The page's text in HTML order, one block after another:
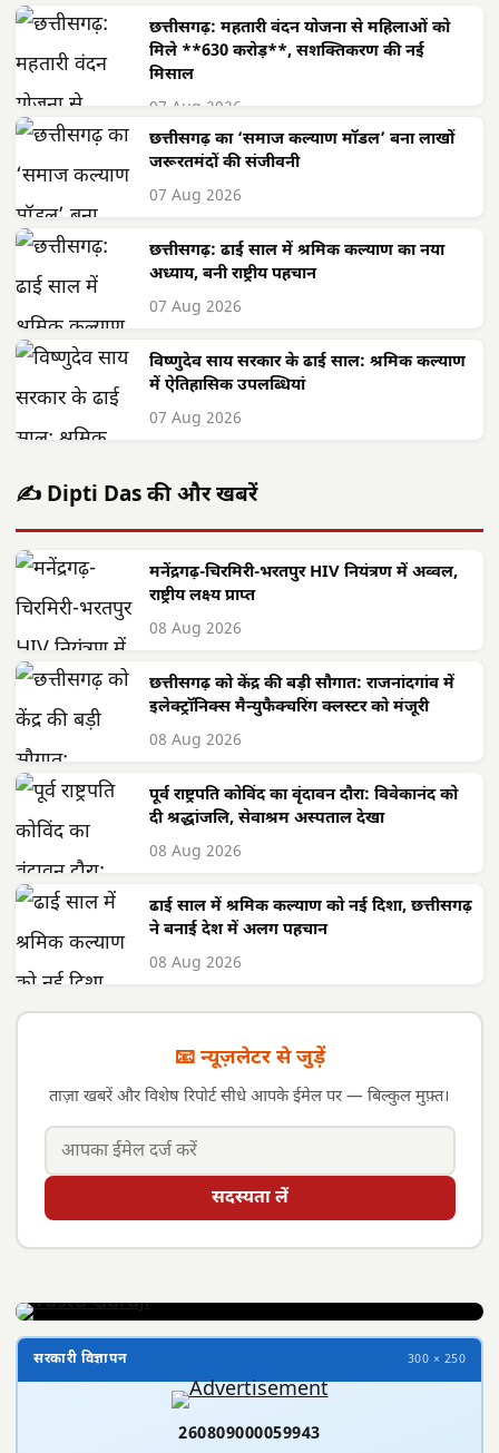
छत्तीसगढ़: महतारी वंदन योजना से महिलाओं को
मिले **630 करोड़**, सशक्तिकरण की नई
मिसाल
07 Aug 2026
छत्तीसगढ़ का ‘समाज कल्याण मॉडल’ बना लाखों
जरूरतमंदों की संजीवनी
07 Aug 2026
छत्तीसगढ़: ढाई साल में श्रमिक कल्याण का नया
अध्याय, बनी राष्ट्रीय पहचान
07 Aug 2026
विष्णुदेव साय सरकार के ढाई साल: श्रमिक कल्याण
में ऐतिहासिक उपलब्धियां
07 Aug 2026
✍️ Dipti Das की और खबरें
मनेंद्रगढ़-चिरमिरी-भरतपुर HIV नियंत्रण में अव्वल,
राष्ट्रीय लक्ष्य प्राप्त
08 Aug 2026
छत्तीसगढ़ को केंद्र की बड़ी सौगात: राजनांदगांव में
इलेक्ट्रॉनिक्स मैन्युफैक्चरिंग क्लस्टर को मंजूरी
08 Aug 2026
पूर्व राष्ट्रपति कोविंद का वृंदावन दौरा: विवेकानंद को
दी श्रद्धांजलि, सेवाश्रम अस्पताल देखा
08 Aug 2026
ढाई साल में श्रमिक कल्याण को नई दिशा, छत्तीसगढ़
ने बनाई देश में अलग पहचान
08 Aug 2026
📧 न्यूज़लेटर से जुड़ें
ताज़ा खबरें और विशेष रिपोर्ट सीधे आपके ईमेल पर — बिल्कुल मुफ़्त।
सदस्यता लें
सरकारी विज्ञापन 300 × 250
260809000059943